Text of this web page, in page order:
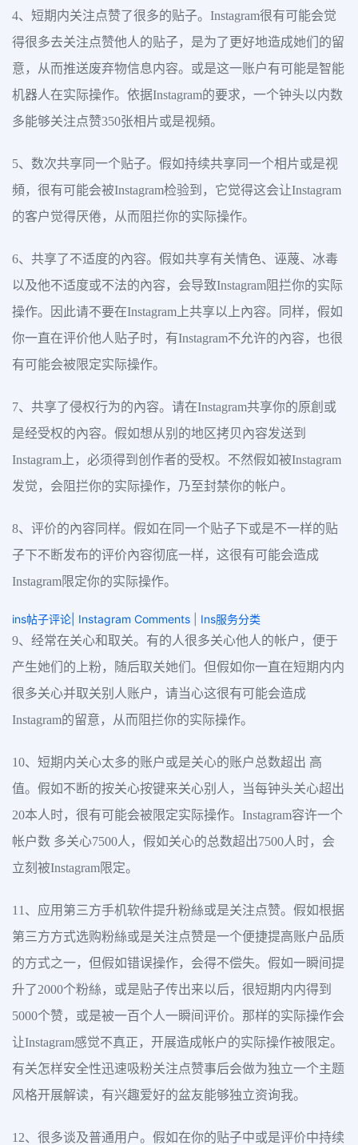
4、短期内关注点赞了很多的贴子。Instagram很有可能会觉
得很多去关注点赞他人的贴子，是为了更好地造成她们的留
意，从而推送废弃物信息内容。或是这一账户有可能是智能
机器人在实际操作。依据Instagram的要求，一个钟头以内数
多能够关注点赞350张相片或是视頻。
5、数次共享同一个贴子。假如持续共享同一个相片或是视
頻，很有可能会被Instagram检验到，它觉得这会让Instagram
的客户觉得厌倦，从而阻拦你的实际操作。
6、共享了不适度的內容。假如共享有关情色、诬蔑、冰毒
以及他不适度或不法的內容，会导致Instagram阻拦你的实际
操作。因此请不要在Instagram上共享以上內容。同样，假如
你一直在评价他人贴子时，有Instagram不允许的內容，也很
有可能会被限定实际操作。
7、共享了侵权行为的內容。请在Instagram共享你的原創或
是经受权的內容。假如想从别的地区拷贝內容发送到
Instagram上，必须得到创作者的受权。不然假如被Instagram
发觉，会阻拦你的实际操作，乃至封禁你的帐户。
8、评价的內容同样。假如在同一个贴子下或是不一样的贴
子下不断发布的评价內容彻底一样，这很有可能会造成
Instagram限定你的实际操作。
ins帖子评论| Instagram Comments
Ins服务分类
9、经常在关心和取关。有的人很多关心他人的帐户，便于
产生她们的上粉，随后取关她们。但假如你一直在短期内内
很多关心并取关别人账户，请当心这很有可能会造成
Instagram的留意，从而阻拦你的实际操作。
10、短期内关心太多的账户或是关心的账户总数超出 高
值。假如不断的按关心按键来关心别人，当每钟头关心超出
20本人时，很有可能会被限定实际操作。Instagram容许一个
帐户数 多关心7500人，假如关心的总数超出7500人时，会
立刻被Instagram限定。
11、应用第三方手机软件提升粉絲或是关注点赞。假如根据
第三方方式选购粉絲或是关注点赞是一个便捷提高账户品质
的方式之一，但假如错误操作，会得不偿失。假如一瞬间提
升了2000个粉絲，或是贴子传出来以后，很短期内内得到
5000个赞，或是被一百个人一瞬间评价。那样的实际操作会
让Instagram感觉不真正，开展造成帐户的实际操作被限定。
有关怎样安全性迅速吸粉关注点赞事后会做为独立一个主题
风格开展解读，有兴趣爱好的盆友能够独立资询我。
12、很多谈及普通用户。假如在你的贴子中或是评价中持续